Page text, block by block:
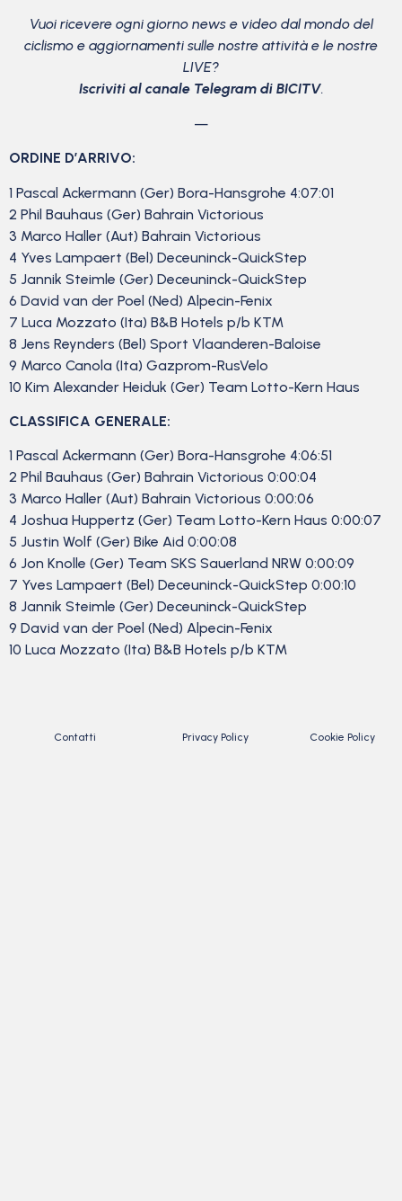
Vuoi ricevere ogni giorno news e video dal mondo del
ciclismo e aggiornamenti sulle nostre attività e le nostre
LIVE?
Iscriviti al canale Telegram di BICITV.
—
ORDINE D’ARRIVO:
1 Pascal Ackermann (Ger) Bora-Hansgrohe 4:07:01
2 Phil Bauhaus (Ger) Bahrain Victorious
3 Marco Haller (Aut) Bahrain Victorious
4 Yves Lampaert (Bel) Deceuninck-QuickStep
5 Jannik Steimle (Ger) Deceuninck-QuickStep
6 David van der Poel (Ned) Alpecin-Fenix
7 Luca Mozzato (Ita) B&B Hotels p/b KTM
8 Jens Reynders (Bel) Sport Vlaanderen-Baloise
9 Marco Canola (Ita) Gazprom-RusVelo
10 Kim Alexander Heiduk (Ger) Team Lotto-Kern Haus
CLASSIFICA GENERALE:
1 Pascal Ackermann (Ger) Bora-Hansgrohe 4:06:51
2 Phil Bauhaus (Ger) Bahrain Victorious 0:00:04
3 Marco Haller (Aut) Bahrain Victorious 0:00:06
4 Joshua Huppertz (Ger) Team Lotto-Kern Haus 0:00:07
5 Justin Wolf (Ger) Bike Aid 0:00:08
6 Jon Knolle (Ger) Team SKS Sauerland NRW 0:00:09
7 Yves Lampaert (Bel) Deceuninck-QuickStep 0:00:10
8 Jannik Steimle (Ger) Deceuninck-QuickStep
9 David van der Poel (Ned) Alpecin-Fenix
10 Luca Mozzato (Ita) B&B Hotels p/b KTM
Contatti Privacy Policy Cookie Policy